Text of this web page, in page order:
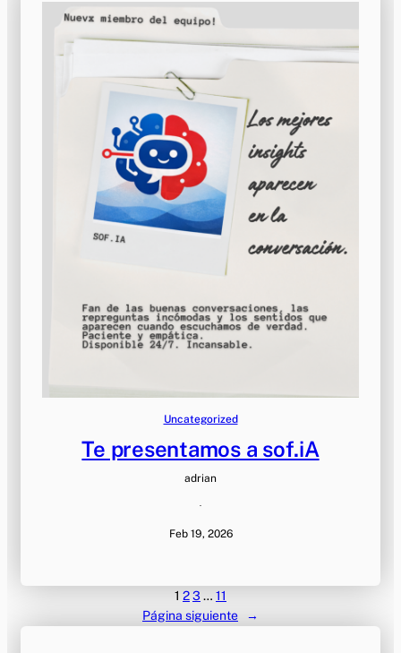
Uncategorized
Te presentamos a sof.iA
adrian
·
Feb 19, 2026
1 23… 11
Página siguiente
→